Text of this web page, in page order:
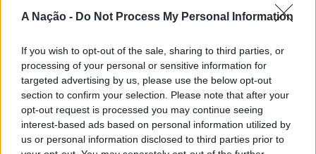
A Nação - Do Not Process My Personal Information
If you wish to opt-out of the sale, sharing to third parties, or
processing of your personal or sensitive information for
targeted advertising by us, please use the below opt-out
section to confirm your selection. Please note that after your
opt-out request is processed you may continue seeing
interest-based ads based on personal information utilized by
us or personal information disclosed to third parties prior to
e, nesse sentido, conta com um conjunto de entidades
parceiras, formais e informais, para desenvolver as suas
atividades, tais como: Câmara Municipal de Barcelos,
Ministério Público da Comarca de Braga; PSP de
Barcelos; GNR de Barcelinhos; Delegação de Barcelos da
Ordem dos Advogados; Hospital Santa Maria Maior de
São Tiago, que decorreu entre os dias 16 e 26 de julho,
na Covilhã, sendo considerada um dos mais antigos
e realizada anualmente na “Cidade Neve”, a feira conjuga
tradição, atividade económica, comércio, gastronomia,
animação cultural e divulgação empresarial,
constituindo um dos principais momentos de promoção
do município e da Beira Interior.
CONTINUAR A LER